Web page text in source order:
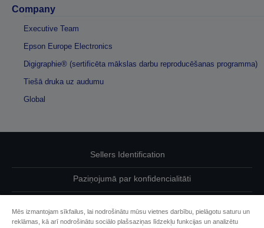
Company
Executive Team
Epson Europe Electronics
Digigraphie® (sertificēta mākslas darbu reproducēšanas programma)
Tiešā druka uz audumu
Global
Sellers Identification
Paziņojumā par konfidencialitāti
Mēs izmantojam sīkfailus, lai nodrošinātu mūsu vietnes darbību, pielāgotu saturu un
reklāmas, kā arī nodrošinātu sociālo plašsaziņas līdzekļu funkcijas un analizētu